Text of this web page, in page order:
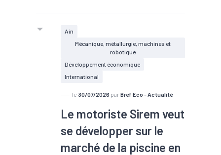
L’entreprise aindinoise Advantics,
spécialisée dans l’électronique de
puissance en carbure de silicium, va
se faire racheter par la société suisse
ABB professionnelle de
l’automatisation.
Ain
Mécanique, métallurgie, machines et
robotique
Développement économique
International
le 30/07/2026 par Bref Eco - Actualité
Le motoriste Sirem veut
se développer sur le
marché de la piscine en